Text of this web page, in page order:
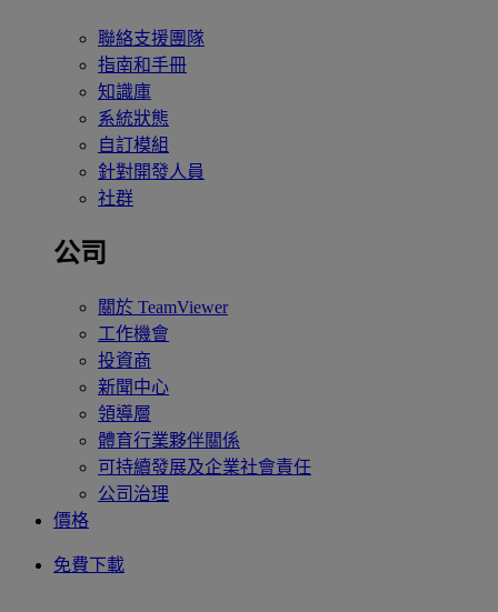
聯絡支援團隊
指南和手冊
知識庫
系統狀態
自訂模組
針對開發人員
社群
公司
關於 TeamViewer
工作機會
投資商
新聞中心
領導層
體育行業夥伴關係
可持續發展及企業社會責任
公司治理
價格
免費下載